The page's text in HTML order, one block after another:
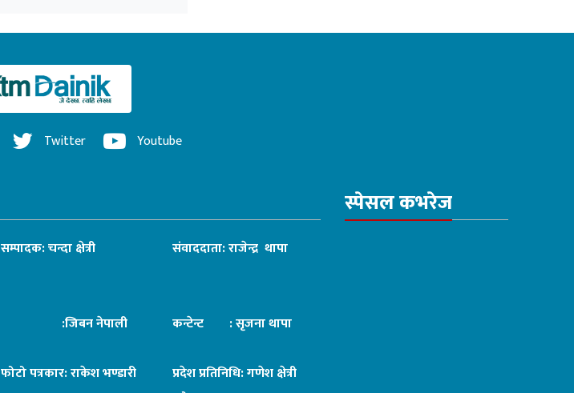
Twitter Youtube
सम्पादक: चन्दा क्षेत्री संवाददाता: राजेन्द्र थापा
:जिबन नेपाली कन्टेन्ट : सृजना थापा
फोटो पत्रकार: राकेश भण्डारी
प्रदेश प्रतिनिधि: गणेश क्षेत्री
स्पेसल कभरेज